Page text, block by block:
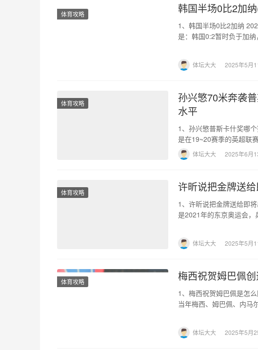
体育攻略 韩国半场0比2加
1、韩国半场0比2加纳
是：韩国0:2暂时负于加
体坛大大 2025年5月
体育攻略
孙兴慜70米奔袭
水平
1、孙兴慜普斯卡什奖哪
是在19~20赛季的英超联
好是热刺的主场比赛…
体坛大大 2025年6月
体育攻略 许昕说把金牌送
1、许昕说把金牌送给即
是2021年的东京奥运会
体坛大大 2025年5月
体育攻略 梅西祝贺姆巴佩
1、梅西祝贺姆巴佩是怎
当年梅西、姆巴佩、内马
体坛大大 2025年5月